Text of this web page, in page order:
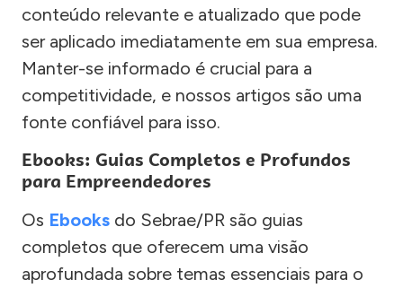
conteúdo relevante e atualizado que pode
ser aplicado imediatamente em sua empresa.
Manter-se informado é crucial para a
competitividade, e nossos artigos são uma
fonte confiável para isso.
Ebooks: Guias Completos e Profundos
para Empreendedores
Os Ebooks do Sebrae/PR são guias
completos que oferecem uma visão
aprofundada sobre temas essenciais para o